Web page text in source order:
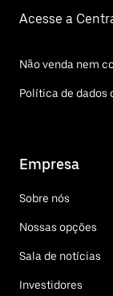
Acesse a
Não venda nem
Política de dados
Empresa
Sobre nós
Nossas opções
Sala de notícias
Investidores